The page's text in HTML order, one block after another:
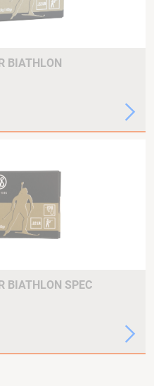
BIATHLON
BIATHLON SPEC